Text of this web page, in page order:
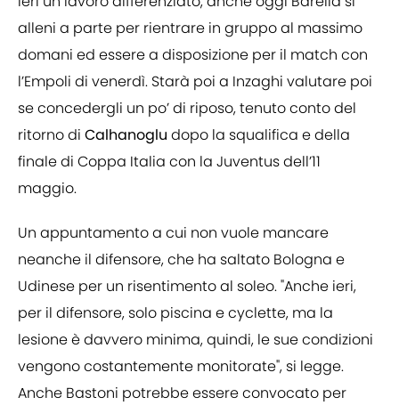
alleni a parte per rientrare in gruppo al massimo
domani ed essere a disposizione per il match con
l’Empoli di venerdì. Starà poi a Inzaghi valutare poi
se concedergli un po’ di riposo, tenuto conto del
ritorno di Calhanoglu dopo la squalifica e della
finale di Coppa Italia con la Juventus dell’11
maggio.
Un appuntamento a cui non vuole mancare
neanche il difensore, che ha saltato Bologna e
Udinese per un risentimento al soleo. "Anche ieri,
per il difensore, solo piscina e cyclette, ma la
lesione è davvero minima, quindi, le sue condizioni
vengono costantemente monitorate", si legge.
Anche Bastoni potrebbe essere convocato per